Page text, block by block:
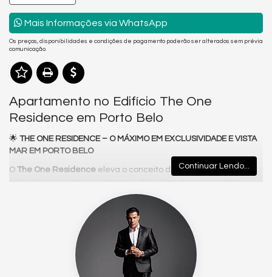
Mais Informações via WhatsApp
Os preços, disponibilidades e condições de pagamento poderão ser alterados sem prévia
comunicação.
Apartamento no Edifício The One
Residence em Porto Belo
🌟 THE ONE RESIDENCE – O MÁXIMO EM EXCLUSIVIDADE E VISTA
MAR EM PORTO BELO
O The One Residence eleva o conceito de alto padrão ao
entregar o que poucos empreendimentos oferecem:
, vista permanente para o mar e uma
arquitetura clássica que se destaca pela imponência e pelo
acabamento pastilhado que marca presença no skyline de
Cada detalhe foi minuciosamente planejado para proporcionar
uma experiência única de privacidade, conforto e elegância.
Com uma planta ampla, funcional e extremamente iluminada, o
Continuar Lendo...